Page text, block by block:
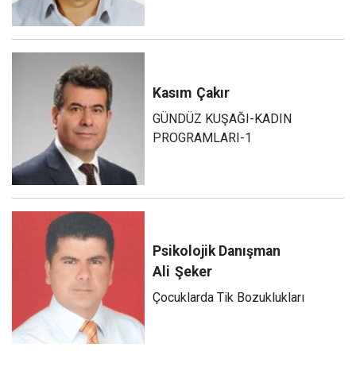
Kasım Çakır
GÜNDÜZ KUŞAĞI-KADIN
PROGRAMLARI-1
Psikolojik Danışman
Ali Şeker
Çocuklarda Tik Bozuklukları